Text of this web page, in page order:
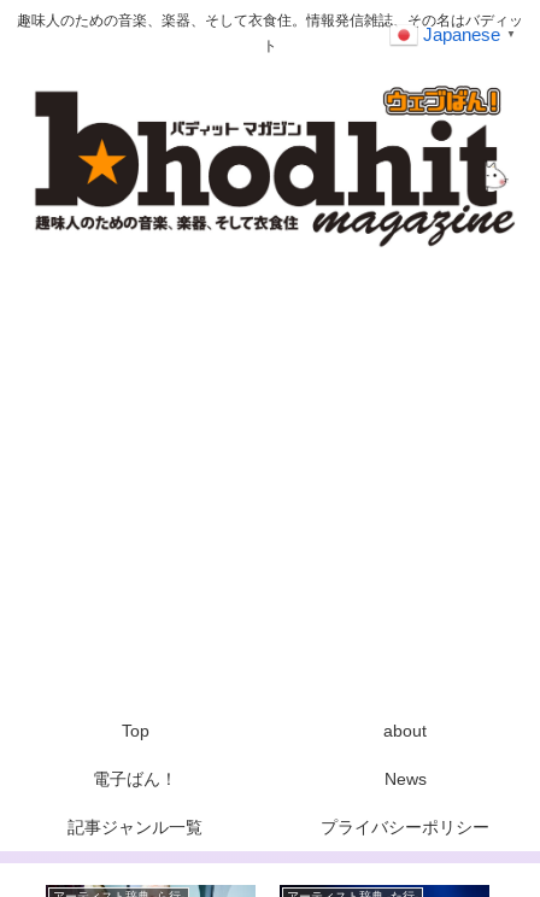
趣味人のための音楽、楽器、そして衣食住。情報発信雑誌、その名はバディッ
ト
Top about
電子ばん！ News
記事ジャンル一覧 プライバシーポリシー
Japanese ▼